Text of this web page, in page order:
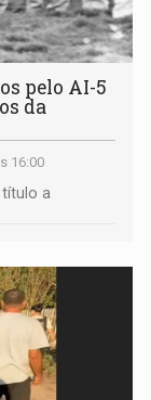
pelo AI-5
da
16:00
a